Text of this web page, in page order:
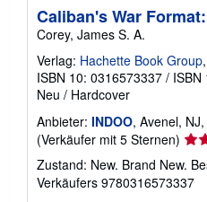
Caliban's War
Corey, James S. A.
Verlag: Hachette Book Group
ISBN 10: 0316573337 / ISBN
Neu / Hardcover
Anbieter: INDOO, Avenel,
(Verkäufer mit 5 Sternen)
von
5
Zustand: New. Brand New.
Verkäufers 9780316573337